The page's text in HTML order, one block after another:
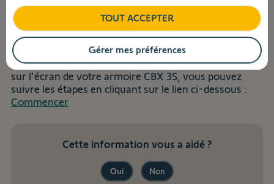
des
suggestions
s'affichent
automatiquement
pour
faciliter
la
sélection.
CBX 3S ?
Pour vous accompagner lors du dépannage, ou
seulement pour les informations sur les codes affichés
sur l'écran de votre armoire CBX 3S, vous pouvez
suivre les étapes en cliquant sur le lien ci-dessous :
Commencer
Cette information vous a aidé ?
Oui Non
TOUT ACCEPTER
Gérer mes préférences